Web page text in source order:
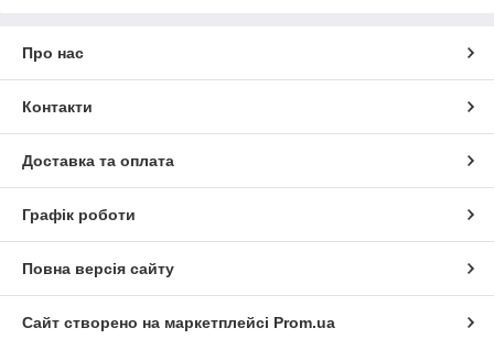
Про нас
Контакти
Доставка та оплата
Графік роботи
Повна версія сайту
Сайт створено на маркетплейсі Prom.ua